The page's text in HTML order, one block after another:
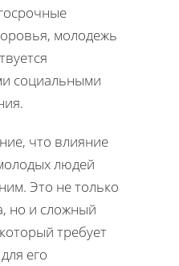
молодежь
социальными
что влияние
людей
Это не только
но и сложный
требует
его